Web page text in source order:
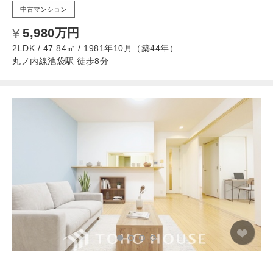
中古マンション
5,980万円
2LDK / 47.84㎡ / 1981年10月（築44年）
丸ノ内線池袋駅 徒歩8分